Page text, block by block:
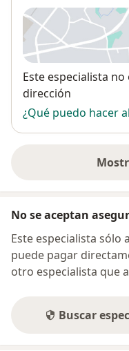
Disponibilidad
Este especialista
dirección
¿Qué puedo hacer
No se aceptan
Este especialista sólo
puede pagar
otro especialista que
Buscar